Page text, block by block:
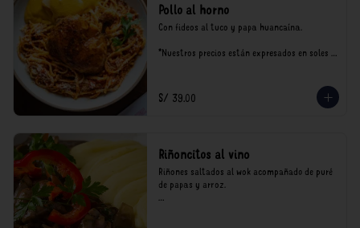
Pollo al horno
Con fideos al tuco y papa huancaína.
*Nuestros precios están expresados en soles e
S/ 39.00
Riñoncitos al vino
Riñones saltados al wok acompañado de puré
de papas y arroz.